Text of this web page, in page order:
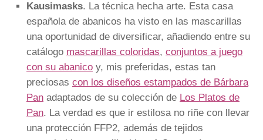
Kausimasks. La técnica hecha arte. Esta casa
española de abanicos ha visto en las mascarillas
una oportunidad de diversificar, añadiendo entre su
catálogo mascarillas coloridas, conjuntos a juego
con su abanico y, mis preferidas, estas tan
preciosas con los diseños estampados de Bárbara
Pan adaptados de su colección de Los Platos de
Pan. La verdad es que ir estilosa no riñe con llevar
una protección FFP2, además de tejidos